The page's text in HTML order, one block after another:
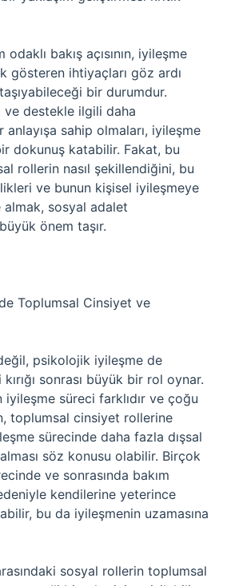
bakış açısının, iyileşme
gösteren ihtiyaçları göz ardı
bir durumdur.
ve destekle ilgili daha
sahip olmaları, iyileşme
dokunuş katabilir. Fakat, bu
rollerin nasıl şekillendiğini, bu
ve bunun kişisel iyileşmeye
sosyal adalet
önem taşır.
Toplumsal Cinsiyet ve
psikolojik iyileşme de
sonrası büyük bir rol oynar.
süreci farklıdır ve çoğu
toplumsal cinsiyet rollerine
sürecinde daha fazla dışsal
söz konusu olabilir. Birçok
ve sonrasında bakım
kendilerine yeterince
bu da iyileşmenin uzamasına
sosyal rollerin toplumsal